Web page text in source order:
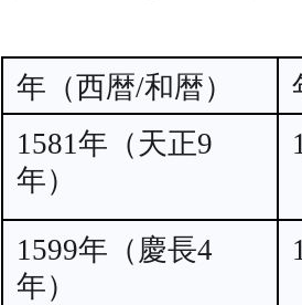
年（西暦/和暦）
1581年（天正9
年）
1599年（慶長4
年）